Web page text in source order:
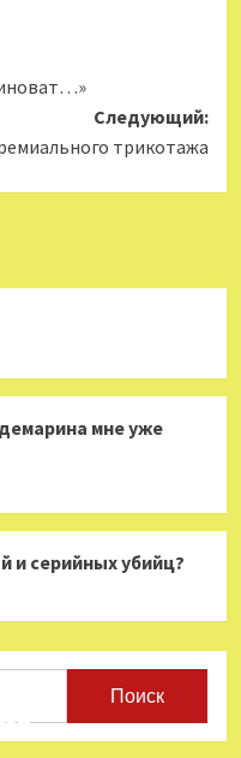
Следующий:
трикотажа
мне уже
и серийных убийц?